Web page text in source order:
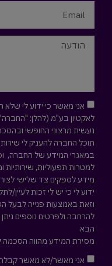
אני מאשר כי ידוע לי שלא
לאקטיון בע"מ (להלן:
נעשית מרצוני החופשי
תוכל החברה להעניק לי שירות.
במאגרי המידע של החברה,
למטרות תפעוליות, שירותיות
מידע לספקים צד שלישי
ידוע לי כי יש לי זכות
וזאת באמצעות פנייה לבעל
להרחבה ולפרטים נוספים
הבא
מסירת המידע מהווה הסכמה
אני מאשר/לא מאשר קבלת